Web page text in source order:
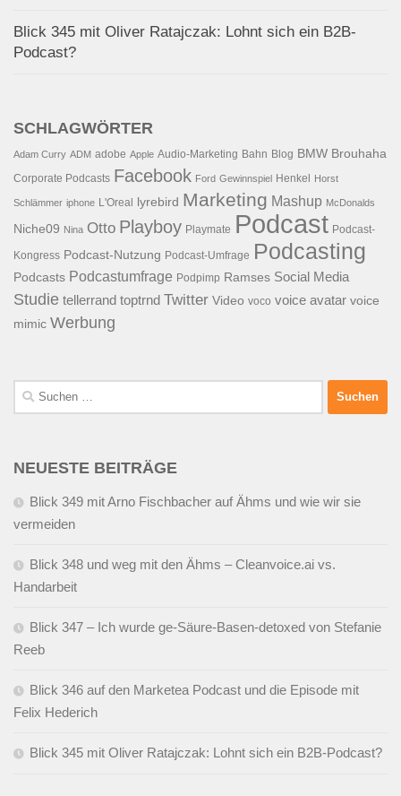
Blick 345 mit Oliver Ratajczak: Lohnt sich ein B2B-
Podcast?
SCHLAGWÖRTER
Adam Curry ADM adobe Apple Audio-Marketing Bahn Blog BMW Brouhaha
Corporate Podcasts Facebook Ford Gewinnspiel Henkel Horst
Schlämmer iphone L'Oreal lyrebird Marketing Mashup McDonalds
Niche09 Nina Otto Playboy Playmate Podcast Podcast-
Kongress Podcast-Nutzung Podcast-Umfrage Podcasting
Podcasts Podcastumfrage Podpimp Ramses Social Media
Studie tellerrand toptrnd Twitter Video voco voice avatar voice
mimic Werbung
Suchen
nach:
NEUESTE BEITRÄGE
Blick 349 mit Arno Fischbacher auf Ähms und wie wir sie
vermeiden
Blick 348 und weg mit den Ähms – Cleanvoice.ai vs.
Handarbeit
Blick 347 – Ich wurde ge-Säure-Basen-detoxed von Stefanie
Reeb
Blick 346 auf den Marketea Podcast und die Episode mit
Felix Hederich
Blick 345 mit Oliver Ratajczak: Lohnt sich ein B2B-Podcast?